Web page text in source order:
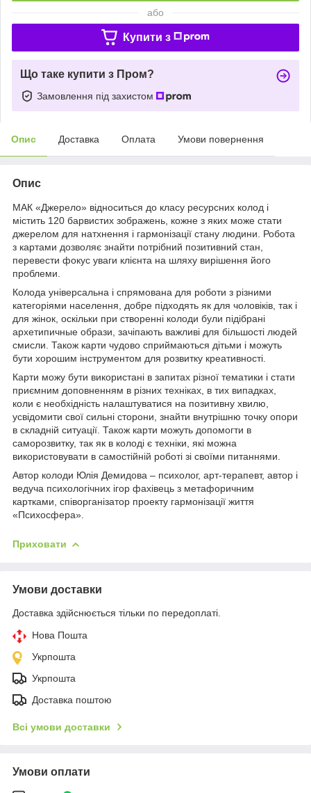
або
Купити з
Що таке купити з Пром?
Замовлення під захистом
Опис Доставка Оплата Умови повернення
Опис
МАК «Джерело» відноситься до класу ресурсних колод і
містить 120 барвистих зображень, кожне з яких може стати
джерелом для натхнення і гармонізації стану людини. Робота
з картами дозволяє знайти потрібний позитивний стан,
перевести фокус уваги клієнта на шляху вирішення його
проблеми.
Колода універсальна і спрямована для роботи з різними
категоріями населення, добре підходять як для чоловіків, так і
для жінок, оскільки при створенні колоди були підібрані
архетипичные образи, зачіпають важливі для більшості людей
смисли. Також карти чудово сприймаються дітьми і можуть
бути хорошим інструментом для розвитку креативності.
Карти можу бути використані в запитах різної тематики і стати
приємним доповненням в різних техніках, в тих випадках,
коли є необхідність налаштуватися на позитивну хвилю,
усвідомити свої сильні сторони, знайти внутрішню точку опори
в складній ситуації. Також карти можуть допомогти в
саморозвитку, так як в колоді є техніки, які можна
використовувати в самостійній роботі зі своїми питаннями.
Автор колоди Юлія Демидова – психолог, арт-терапевт, автор і
ведуча психологічних ігор фахівець з метафоричним
картками, співорганізатор проекту гармонізації життя
«Психосфера».
Приховати
Умови доставки
Доставка здійснюється тільки по передоплаті.
Нова Пошта
Укрпошта
Укрпошта
Доставка поштою
Всі умови доставки
Умови оплати